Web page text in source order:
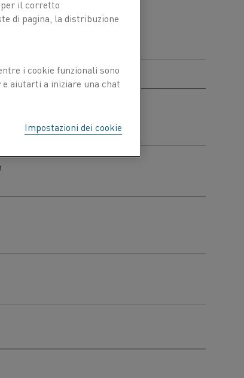
fino a 20 mm
per il corretto
di pagina, la distribuzione
i cookie funzionali sono
aiutarti a iniziare una chat
Impostazioni dei cookie